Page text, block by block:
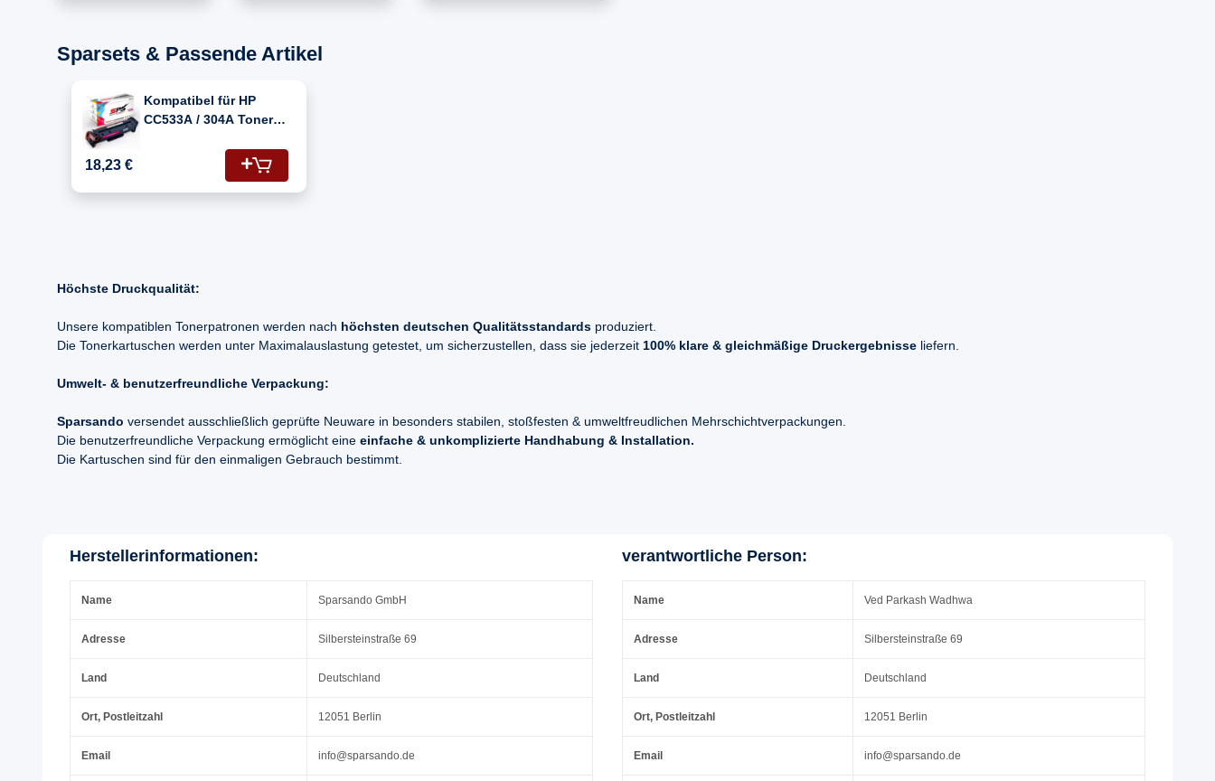
Sparsets & Passende Artikel
Kompatibel für HP
CC533A / 304A Toner
18,23 €
Höchste Druckqualität:
Unsere kompatiblen Tonerpatronen werden nach höchsten deutschen Qualitätsstandards produziert.
Die Tonerkartuschen werden unter Maximalauslastung getestet, um sicherzustellen, dass sie jederzeit 100% klare & gleichmäßige Druckergebnisse liefern.
Umwelt- & benutzerfreundliche Verpackung:
Sparsando versendet ausschließlich geprüfte Neuware in besonders stabilen, stoßfesten & umweltfreudlichen Mehrschichtverpackungen.
Die benutzerfreundliche Verpackung ermöglicht eine einfache & unkomplizierte Handhabung & Installation.
Die Kartuschen sind für den einmaligen Gebrauch bestimmt.
Herstellerinformationen:
Name Sparsando GmbH
Adresse Silbersteinstraße 69
Land Deutschland
Ort, Postleitzahl 12051 Berlin
Email info@sparsando.de
verantwortliche Person:
Name Ved Parkash Wadhwa
Adresse Silbersteinstraße 69
Land Deutschland
Ort, Postleitzahl 12051 Berlin
Email info@sparsando.de